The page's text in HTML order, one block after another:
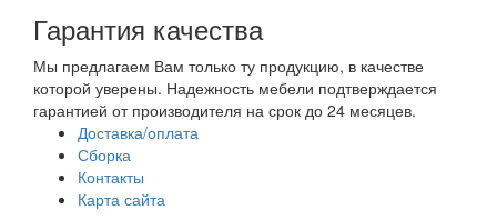
Гарантия качества
Мы предлагаем Вам только ту продукцию, в качестве
которой уверены. Надежность мебели подтверждается
гарантией от производителя на срок до 24 месяцев.
Доставка/оплата
Сборка
Контакты
Карта сайта